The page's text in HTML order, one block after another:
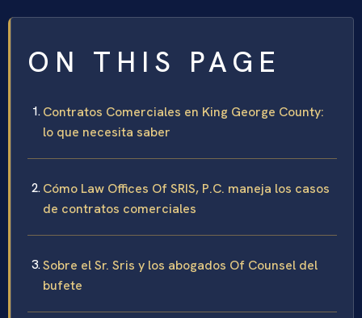
ON THIS PAGE
Contratos Comerciales en King George County:
lo que necesita saber
Cómo Law Offices Of SRIS, P.C. maneja los casos
de contratos comerciales
Sobre el Sr. Sris y los abogados Of Counsel del
bufete